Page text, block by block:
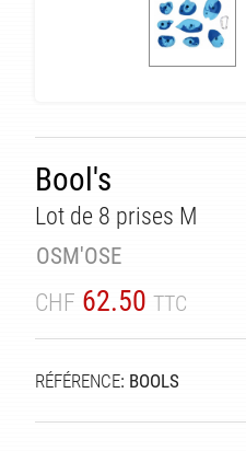
Bool's
Lot de 8 prises M
OSM'OSE
CHF 62.50 TTC
RÉFÉRENCE: BOOLS